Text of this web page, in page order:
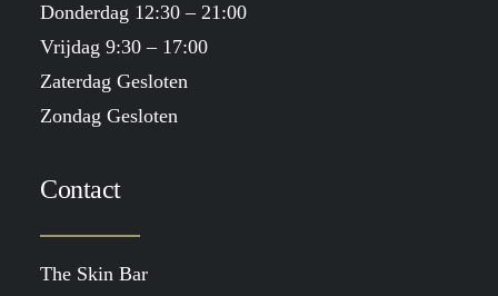
Donderdag 12:30 – 21:00
Vrijdag 9:30 – 17:00
Zaterdag Gesloten
Zondag Gesloten
Contact
The Skin Bar